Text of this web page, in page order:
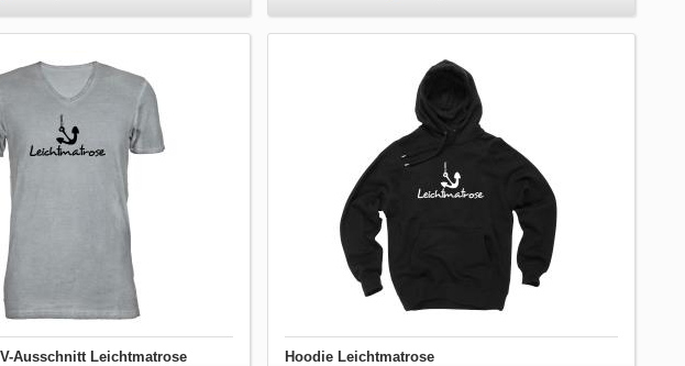
Ausschnitt Leichtmatrose
Hoodie Leichtmatrose